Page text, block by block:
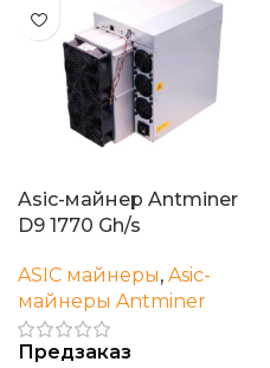
Asic-майнер Antminer
D9 1770 Gh/s
ASIC майнеры, Asic-
майнеры Antminer
Предзаказ